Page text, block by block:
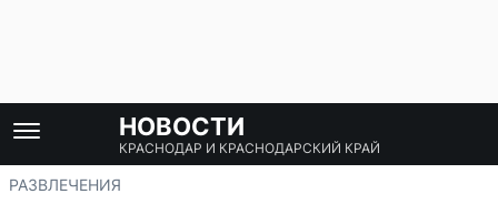
НОВОСТИ
КРАСНОДАР И КРАСНОДАРСКИЙ КРАЙ
РАЗВЛЕЧЕНИЯ